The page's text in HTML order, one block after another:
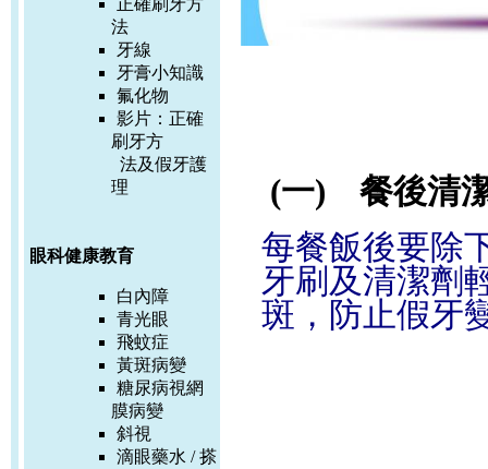
正確刷牙方
法
牙線
牙膏小知識
氟化物
影片： 正確
刷牙方
法及假牙護
理
眼科健康教育
白內障
青光眼
飛蚊症
黃斑病變
糖尿病視網
膜病變
斜視
滴眼藥水 / 搽
(一) 餐後清
每餐飯後要除
牙刷及清潔劑
斑，防止假牙